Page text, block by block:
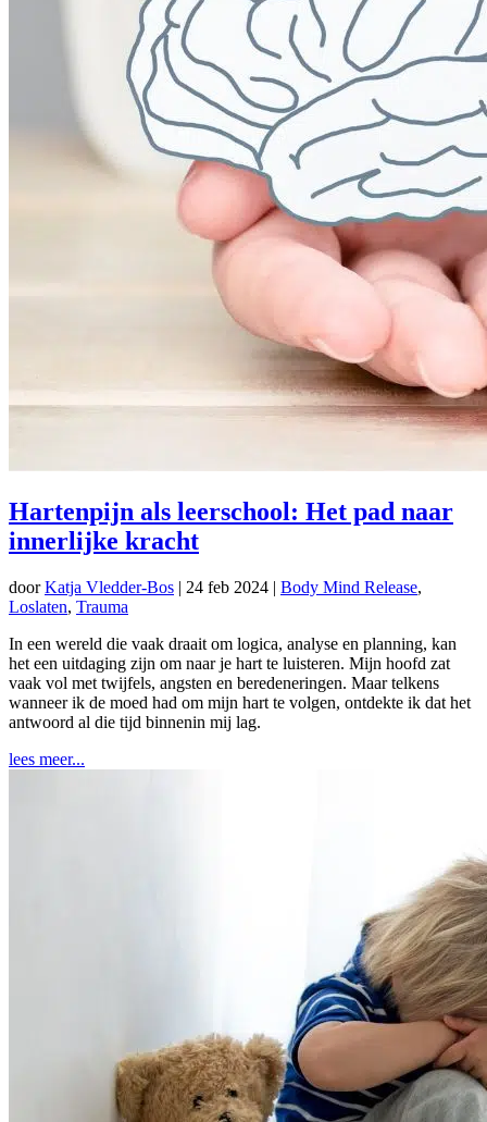
Hartenpijn als leerschool: Het pad naar
innerlijke kracht
doorKatja Vledder-Bos | 24 feb 2024 | Body Mind Release,
Loslaten, Trauma
In een wereld die vaak draait om logica, analyse en planning, kan
het een uitdaging zijn om naar je hart te luisteren. Mijn hoofd zat
vaak vol met twijfels, angsten en beredeneringen. Maar telkens
wanneer ik de moed had om mijn hart te volgen, ontdekte ik dat het
antwoord al die tijd binnenin mij lag.
lees meer...